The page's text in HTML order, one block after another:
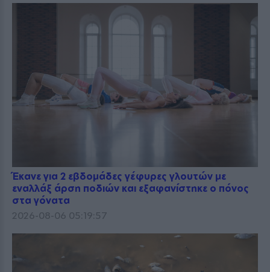
Έκανε για 2 εβδομάδες γέφυρες γλουτών με
εναλλάξ άρση ποδιών και εξαφανίστηκε ο πόνος
στα γόνατα
2026-08-06 05:19:57